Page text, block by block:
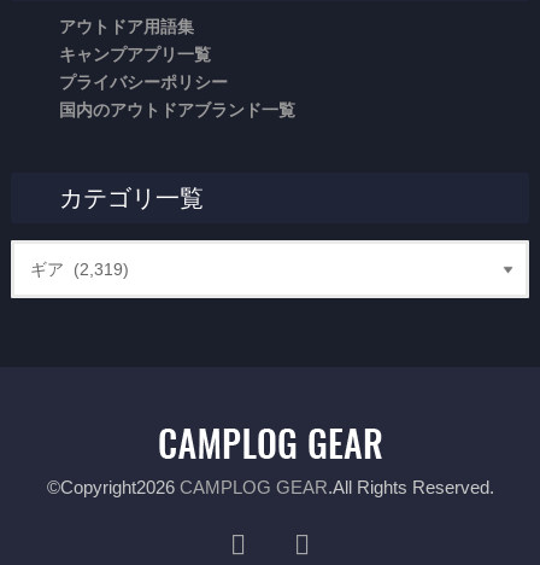
アウトドア用語集
キャンプアプリ一覧
プライバシーポリシー
国内のアウトドアブランド一覧
カテゴリ一覧
©Copyright2026 CAMPLOG GEAR.All Rights Reserved.